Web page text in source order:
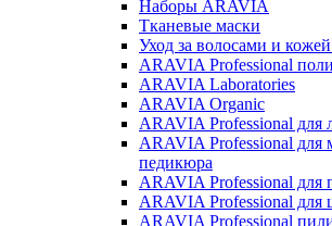
Наборы ARAVIA
Тканевые маски
Уход за волосами и
ARAVIA Professional
ARAVIA Laboratories
ARAVIA Organic
ARAVIA Professional для
ARAVIA Professional для
педикюра
ARAVIA Professional для
ARAVIA Professional для
ARAVIA Professional